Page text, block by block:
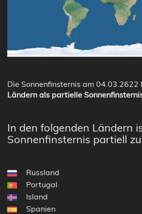
Die Sonnenfinsternis am 04.03.2622
Ländern als partielle
In den folgenden Ländern
Sonnenfinsternis partiell
Russland
Portugal
Island
Spanien